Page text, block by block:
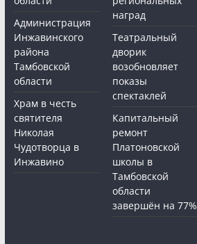
Администрация
Инжавинского
района
Тамбовской
области
Храм в честь
святителя
Николая
Чудотворца в
Инжавино
наград
Театральный
дворик
возобновляет
показы
спектаклей
Капитальный
ремонт
Платоновской
школы в
Тамбовской
области
завершён на 77%